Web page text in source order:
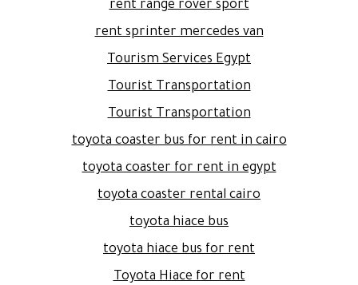
rent range rover sport
rent sprinter mercedes van
Tourism Services Egypt
Tourist Transportation
Tourist Transportation
toyota coaster bus for rent in cairo
toyota coaster for rent in egypt
toyota coaster rental cairo
toyota hiace bus
toyota hiace bus for rent
Toyota Hiace for rent